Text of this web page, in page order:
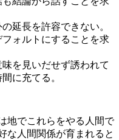
延長を許容できない。
ォルトにすることを求
を見いだせず誘われて
に充てる。
地でこれらをやる人間で
な人間関係が育まれると